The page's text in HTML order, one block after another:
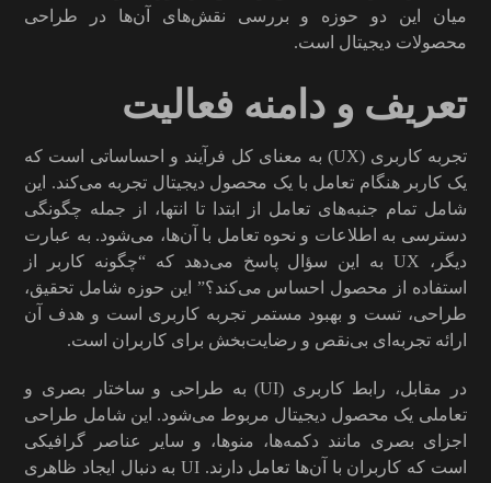
میان این دو حوزه و بررسی نقش‌های آن‌ها در طراحی
محصولات دیجیتال است.
تعریف و دامنه فعالیت
تجربه کاربری (UX) به معنای کل فرآیند و احساساتی است که
یک کاربر هنگام تعامل با یک محصول دیجیتال تجربه می‌کند. این
شامل تمام جنبه‌های تعامل از ابتدا تا انتها، از جمله چگونگی
دسترسی به اطلاعات و نحوه تعامل با آن‌ها، می‌شود. به عبارت
دیگر، UX به این سؤال پاسخ می‌دهد که “چگونه کاربر از
استفاده از محصول احساس می‌کند؟” این حوزه شامل تحقیق،
طراحی، تست و بهبود مستمر تجربه کاربری است و هدف آن
ارائه تجربه‌ای بی‌نقص و رضایت‌بخش برای کاربران است.
در مقابل، رابط کاربری (UI) به طراحی و ساختار بصری و
تعاملی یک محصول دیجیتال مربوط می‌شود. این شامل طراحی
اجزای بصری مانند دکمه‌ها، منوها، و سایر عناصر گرافیکی
است که کاربران با آن‌ها تعامل دارند. UI به دنبال ایجاد ظاهری